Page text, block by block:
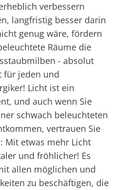
verbessern
langfristig besser darin
genug wäre, fördern
Räume die
- absolut
für jeden und
Licht ist ein
und auch wenn Sie
schwach beleuchteten
vertrauen Sie
Mit etwas mehr Licht
und fröhlicher! Es
allen möglichen und
zu beschäftigen, die